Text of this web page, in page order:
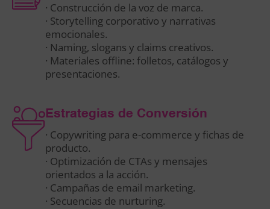
· Construcción de la voz de marca.
· Storytelling corporativo y narrativas
emocionales.
· Naming, slogans y claims creativos.
· Materiales offline: folletos, catálogos y
presentaciones.
Estrategias de Conversión
· Copywriting para e-commerce y fichas de
producto.
· Optimización de CTAs y mensajes
orientados a la acción.
· Campañas de email marketing.
· Secuencias de nurturing.